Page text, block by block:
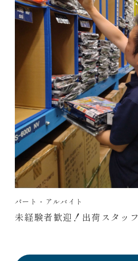
パート・アルバイト
未経験者歓迎！出荷スタッフ